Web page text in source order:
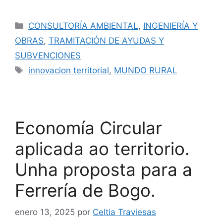
CONSULTORÍA AMBIENTAL, INGENIERÍA Y
OBRAS, TRAMITACIÓN DE AYUDAS Y
SUBVENCIONES
innovacion territorial, MUNDO RURAL
Economía Circular
aplicada ao territorio.
Unha proposta para a
Ferrería de Bogo.
enero 13, 2025 por Celtia Traviesas